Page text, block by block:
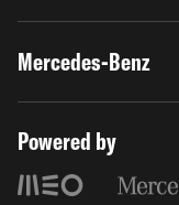
Mercedes-Benz
Powered by